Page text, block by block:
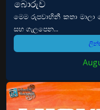
බොරුව
මෙම රුපවාහිනී කතා
සහ ගැලපෙන...